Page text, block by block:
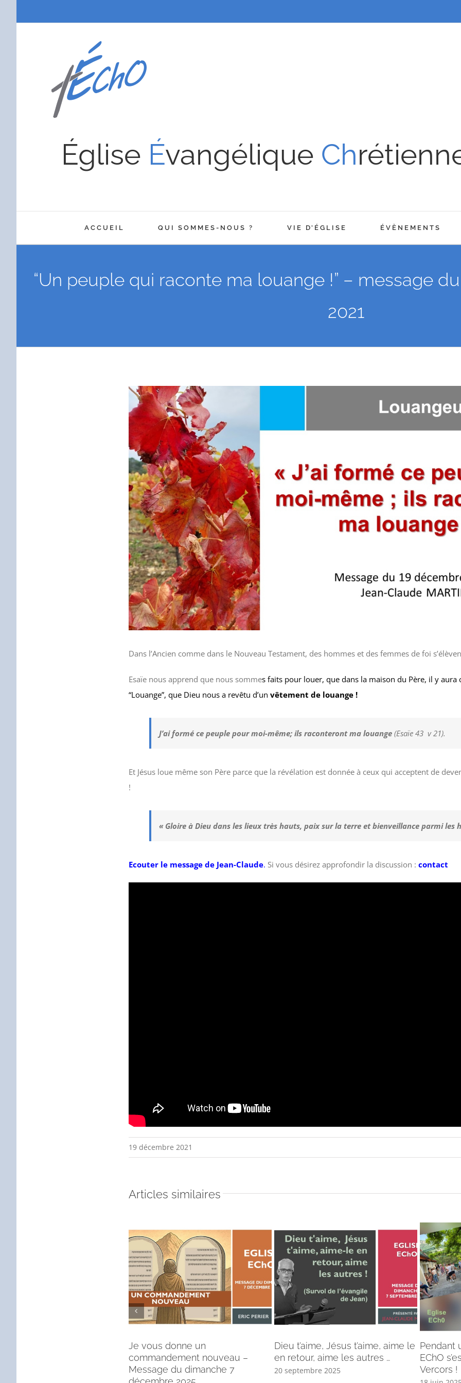
Église Évangélique Ch
ACCUEIL QUI SOMMES-NOUS ? VIE D’ÉGLISE ÉVÈNEMENTS
“Un peuple qui raconte ma louange !” – message
2021
Voir
l'image
agrandie
Dans l’Ancien comme dans le Nouveau Testament, des hommes et des femmes de foi
Esaïe nous apprend que nous sommes faits pour louer, que dans la maison du Père, il y aura
“Louange”, que Dieu nous a revêtu d’un vêtement de louange !
J’ai formé ce peuple pour moi-même; ils raconteront ma louange(Esaïe 43 v 21).
Et Jésus loue même son Père parce que la révélation est donnée à ceux qui acceptent de
!
« Gloire à Dieu dans les lieux très hauts, paix sur la terre et bienveillance parmi les
Ecouter le message de Jean-Claude. Si vous désirez approfondir la discussion : contact
19 décembre 2021
Articles similaires
Je vous donne un
commandement nouveau –
Message du dimanche 7
Dieu t’aime, Jésus t’aime, aime le
en retour, aime les autres …
20 septembre 2025
Pendant
EChO
Vercors !